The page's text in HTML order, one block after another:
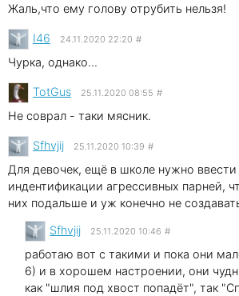
Жаль,что ему голову отрубить нельзя!
I46 24.11.2020 22:20 #
Чурка, однако...
TotGus 25.11.2020 08:55 #
Не соврал - таки мясник.
Sfhvjij 25.11.2020 10:39 #
Для девочек, ещё в школе нужно ввести
индентификации агрессивных парней,
них подальше и уж конечно не
Sfhvjij 25.11.2020 10:46 #
работаю вот с такими и пока они
6) и в хорошем настроении, они
как "шлия под хвост попадёт", так